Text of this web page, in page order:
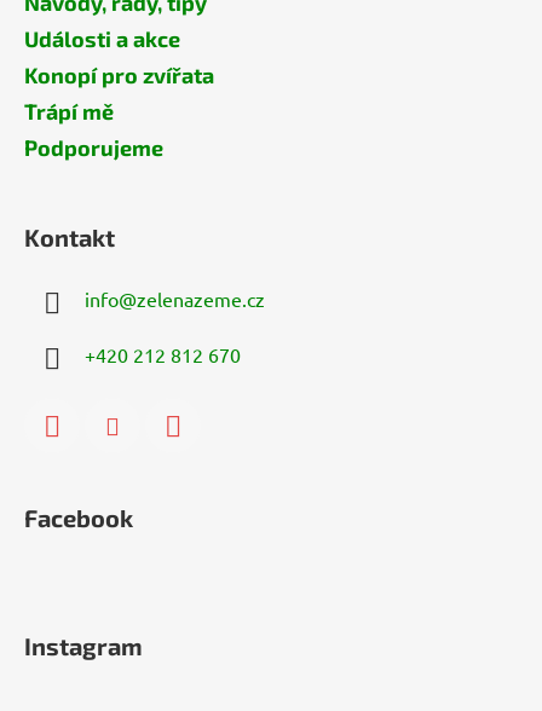
Události a akce
Konopí pro zvířata
Trápí mě
Podporujeme
Kontakt
info@zelenazeme.cz
+420 212 812 670
Facebook
Instagram